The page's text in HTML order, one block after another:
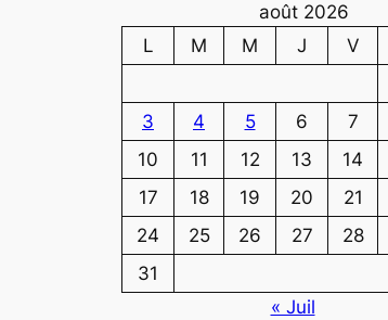
août 2026
L
M M J V
3
4 5 6 7
10
11 12 13 14
17
18 19 20 21
24
25 26 27 28
31
« Juil